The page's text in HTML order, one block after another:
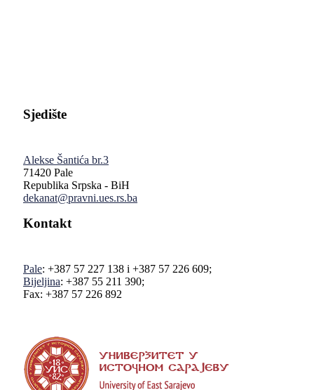
Sjedište
Alekse Šantića br.3
71420 Pale
Republika Srpska - BiH
dekanat@pravni.ues.rs.ba
Kontakt
Pale: +387 57 227 138 i +387 57 226 609;
Bijeljina: +387 55 211 390;
Fax: +387 57 226 892